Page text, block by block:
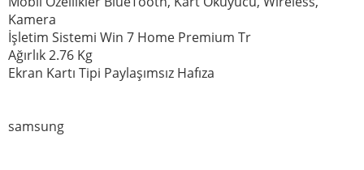
Kamera
İşletim Sistemi Win 7 Home Premium Tr
Ağırlık 2.76 Kg
Ekran Kartı Tipi Paylaşımsız Hafıza
samsung